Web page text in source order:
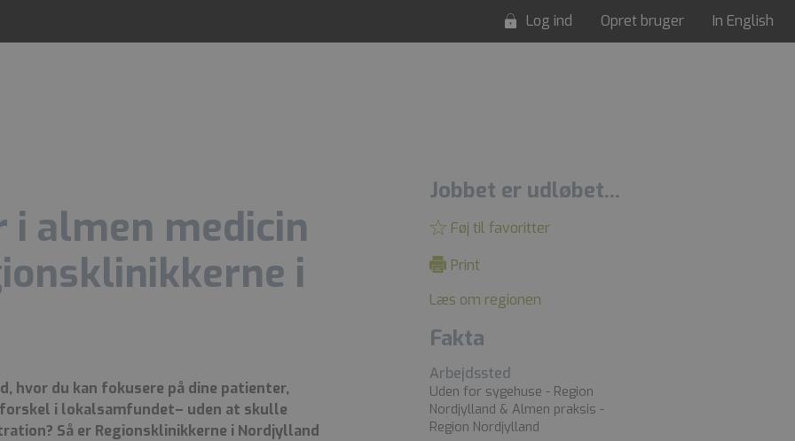
Log ind Opret bruger In English
almen medicin
i
hvor du kan fokusere på dine patienter,
i lokalsamfundet– uden at skulle
Så er Regionsklinikkerne i Nordjylland
Jobbet er udløbet...
Føj til favoritter
Print
Læs om regionen
Fakta
Arbejdssted
Uden for sygehuse - Region
Nordjylland & Almen praksis -
Region Nordjylland